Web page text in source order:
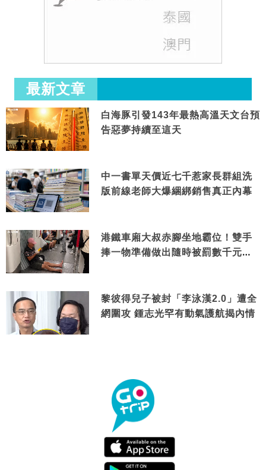
最新文章
白海豚引發143年最熱高溫天文台預
告惡夢持續至這天
中一書單天價近七千惹家長群組洗
版前線老師大爆綑綁銷售真正內幕
港鐵車廂大叔赤腳坐地霸位！雙手
捧一物準備做出隨時被罰數千元舉
黎彼得兒子被封「李泳漢2.0」遭全
網圍攻 鍾志光罕有動氣護航揭內情